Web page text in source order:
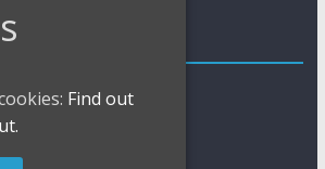
Find out